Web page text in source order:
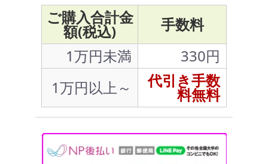
ご購入合計金
額(税込)
手数料
1万円未満
330円
1万円以上～
代引き手数
料無料